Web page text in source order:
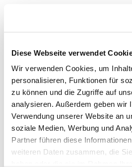
Diese Webseite verwendet
Wir verwenden Cookies, um
personalisieren, Funktionen für
zu können und die Zugriffe auf
analysieren. Außerdem geben wir
Verwendung unserer Website an
soziale Medien, Werbung und
Partner führen diese
weiteren Daten zusammen, die